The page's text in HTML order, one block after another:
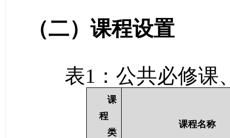
（二）课程设置
表1 ：公共必修
课
程
类
课程名称